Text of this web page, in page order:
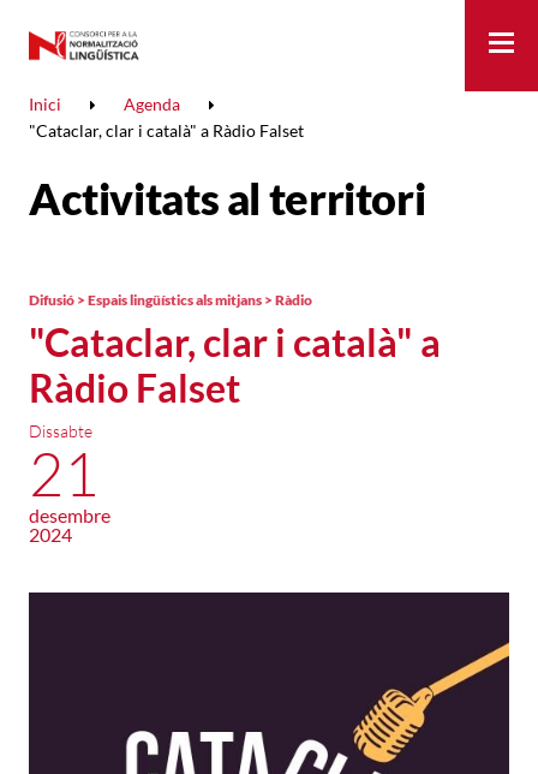
Inici
Agenda
"Cataclar, clar i català" a Ràdio Falset
Activitats al territori
"Cataclar, clar i català" a
Ràdio Falset
Difusió > Espais lingüístics als mitjans > Ràdio
Dissabte
21
desembre
2024